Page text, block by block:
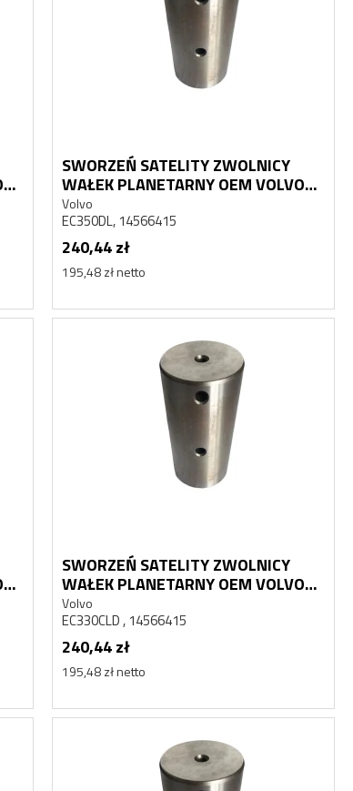
SWORZEŃ SATELITY ZWOLNICY
WAŁEK PLANETARNY OEM VOLVO
EC350DL
Volvo
EC350DL, 14566415
240,44 zł
195,48 zł netto
SWORZEŃ SATELITY ZWOLNICY
WAŁEK PLANETARNY OEM VOLVO
EC330CLD
Volvo
EC330CLD , 14566415
240,44 zł
195,48 zł netto